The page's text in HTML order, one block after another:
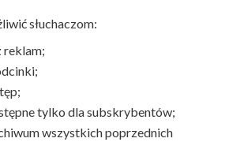
słuchaczom:
reklam;
tylko dla subskrybentów;
wszystkich poprzednich